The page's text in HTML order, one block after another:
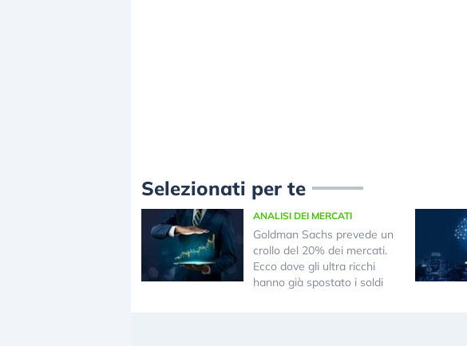
Selezionati per te
ANALISI DEI MERCATI
Goldman Sachs prevede un
crollo del 20% dei mercati.
Ecco dove gli ultra ricchi
hanno già spostato i soldi